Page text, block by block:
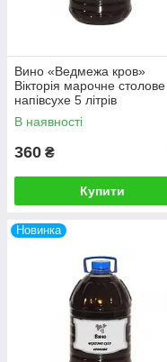
Вино «Ведмежа кров»
Вікторія марочне столове
напівсухе 5 літрів
В наявності
360 ₴
Купити
Новинка